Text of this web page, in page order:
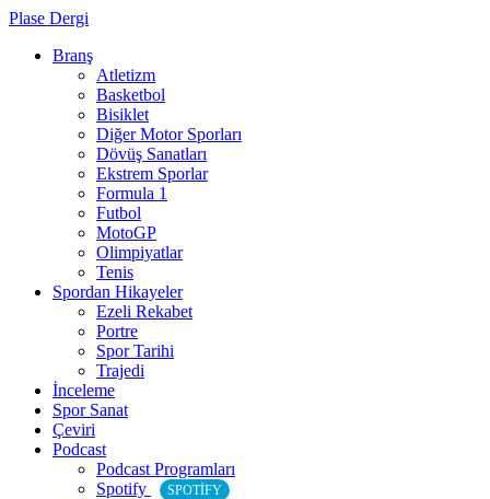
Plase Dergi
Branş
Atletizm
Basketbol
Bisiklet
Diğer Motor Sporları
Dövüş Sanatları
Ekstrem Sporlar
Formula 1
Futbol
MotoGP
Olimpiyatlar
Tenis
Spordan Hikayeler
Ezeli Rekabet
Portre
Spor Tarihi
Trajedi
İnceleme
Spor Sanat
Çeviri
Podcast
Podcast Programları
Spotify
SPOTIFY